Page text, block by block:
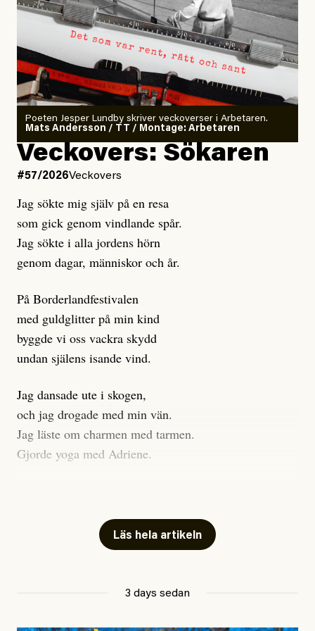
Poeten Jesper Lundby skriver veckoverser i Arbetaren.
Mats Andersson / TT / Montage: Arbetaren
Veckovers: Sökaren
#57/2026Veckovers
Jag sökte mig själv på en resa
som gick genom vindlande spår.
Jag sökte i alla jordens hörn
genom dagar, människor och år.
På Borderlandfestivalen
med guldglitter på min kind
byggde vi oss vackra skydd
undan själens isande vind.
Jag dansade ute i skogen,
och jag drogade med min vän.
Jag läste om charmen med tarmen.
Gjorde yoga med Adriene.
Jag gick djupt ner i mitt trauma.
Undersökte min anknytning
Att vara ekonomiskt beroende
Läs hela artikeln
3 days sedan